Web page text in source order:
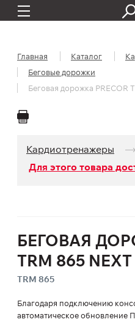
Главная Каталог
Беговые дорожки
Беговая дорожка PRECOR
Кардио­тренажеры
Для этого товара
БЕГОВАЯ
TRM 865
TRM 865
Благодаря подключению
автоматическое обновление